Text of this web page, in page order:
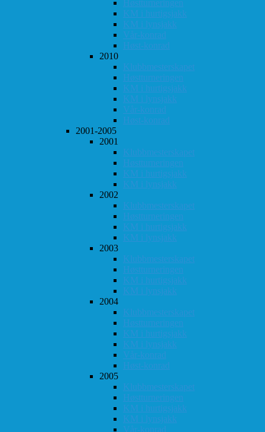
Høstturneringen
KM i hurtigsjakk
KM i lynsjakk
Vår-konrad
Høst-konrad
2010
Klubbmesterskapet
Høstturneringen
KM i hurtigsjakk
KM i lynsjakk
Vår-konrad
Høst-konrad
2001-2005
2001
Klubbmesterskapet
Høstturneringen
KM i hurtigsjakk
KM i lynsjakk
2002
Klubbmesterskapet
Høstturneringen
KM i hurtigsjakk
KM i lynsjakk
2003
Klubbmesterskapet
Høstturneringen
KM i hurtigsjakk
KM i lynsjakk
2004
Klubbmesterskapet
Høstturneringen
KM i hurtigsjakk
KM i lynsjakk
Vår-konrad
Høst-konrad
2005
Klubbmesterskapet
Høstturneringen
KM i hurtigsjakk
KM i lynsjakk
Vår-konrad